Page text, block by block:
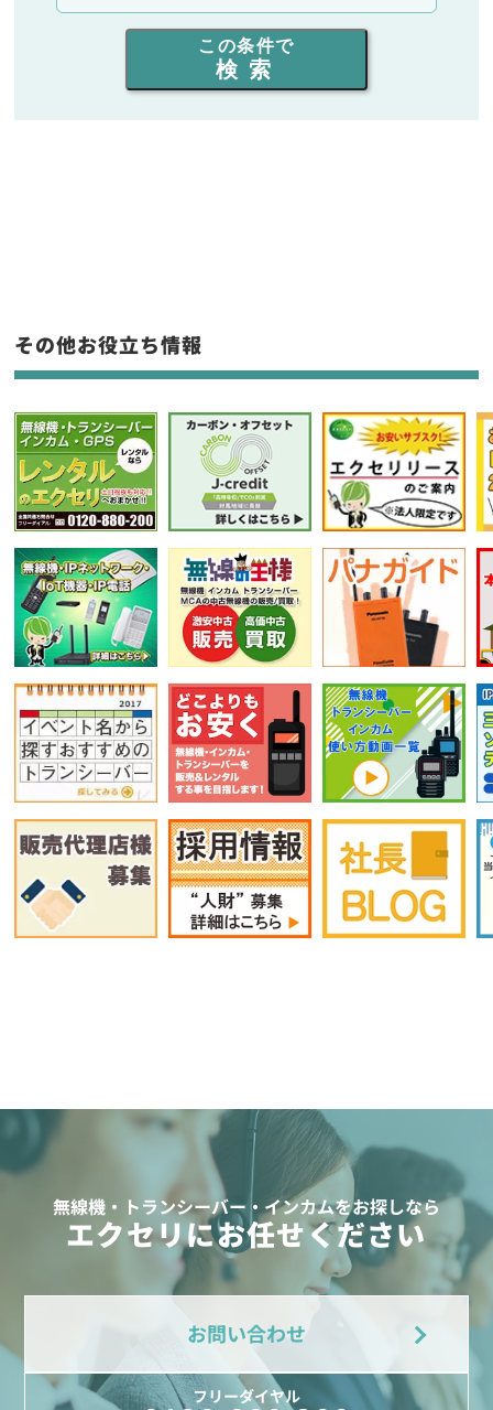
出力を選ぶ
同時通話人数を選ぶ
フリーワード入力(製品名等)
選択条件をリセット
この条件で
検索
その他お役立ち情報
無線機・トランシーバー・インカムをお探しなら
エクセリにお任せください
お問い合わせ
フリーダイヤル